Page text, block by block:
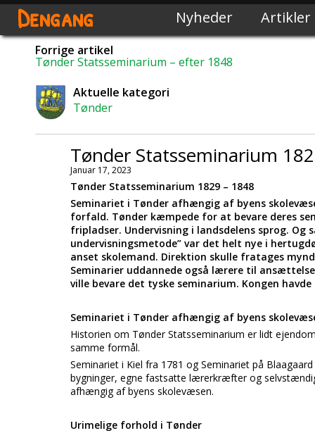
Dengang Nyheder Artikler
Forrige artikel
Tønder Statsseminarium – efter 1848
Aktuelle kategori
Tønder
Tønder Statsseminarium
Januar 17, 2023
Tønder Statsseminarium 1829 – 1848
Seminariet i Tønder afhængig af byens
forfald. Tønder kæmpede for at bevare deres
fripladser. Undervisning i landsdelens sprog. Og
undervisningsmetode” var det helt nye i
anset skolemand. Direktion skulle fratages
Seminarier uddannede også lærere til
ville bevare det tyske seminarium. Kongen
Seminariet i Tønder afhængig af byens
Historien om Tønder Statsseminarium er lidt
samme formål.
Seminariet i Kiel fra 1781 og Seminariet på
bygninger, egne fastsatte lærerkræfter og
afhængig af byens skolevæsen.
Urimelige forhold i Tønder